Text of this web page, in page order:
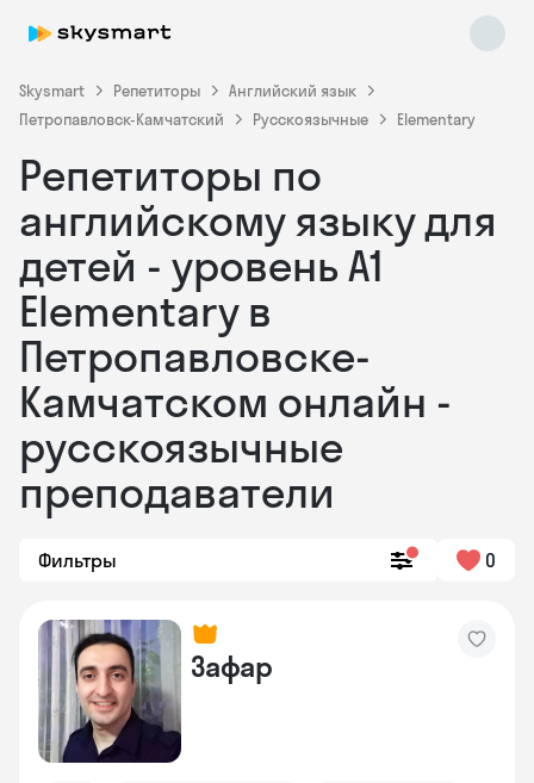
Skysmart Репетиторы
Английский язык
Петропавловск-Камчатский
Русскоязычные Elementary
Репетиторы по
английскому языку для
детей - уровень А1
Elementary в
Петропавловске-
Камчатском онлайн -
русскоязычные
преподаватели
Фильтры 0
Зафар
Skysmart Chat